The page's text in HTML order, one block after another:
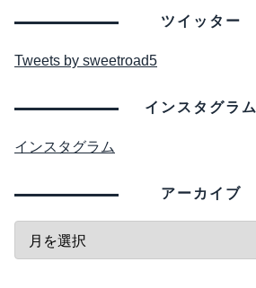
ツイッター
Tweets by sweetroad5
インスタグラム
インスタグラム
アーカイブ